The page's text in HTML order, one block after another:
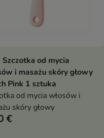
Dodaj do koszyka
od mycia
i masażu skóry głowy
Pink 1 sztuka
od mycia włosów i
skóry głowy
€